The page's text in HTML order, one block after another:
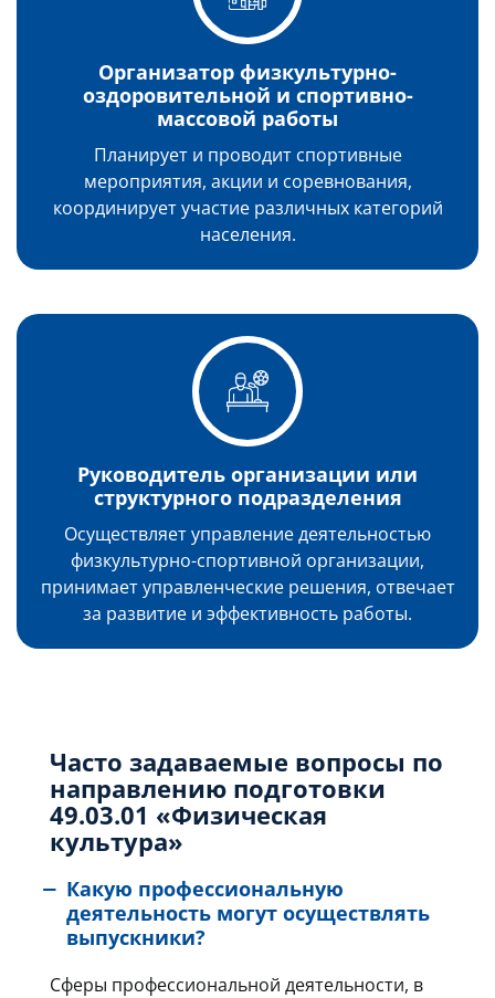
Организатор физкультурно-
оздоровительной и спортивно-
массовой работы
Планирует и проводит спортивные
мероприятия, акции и соревнования,
координирует участие различных категорий
населения.
Руководитель организации или
структурного подразделения
Осуществляет управление деятельностью
физкультурно-спортивной организации,
принимает управленческие решения, отвечает
за развитие и эффективность работы.
Часто задаваемые вопросы по
направлению подготовки
49.03.01 «Физическая
культура»
Какую профессиональную
деятельность могут осуществлять
выпускники?
Сферы профессиональной деятельности, в